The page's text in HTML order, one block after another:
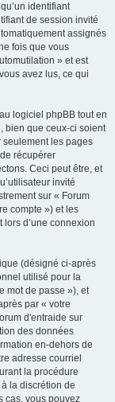
identifiant
de session invité
assignés
fois que vous
» et est
avez lus, ce qui
logiciel phpBB tout en
bien que ceux-ci soient
seulement les pages
récupérer
Ceci peut être, et
invité
sur « Forum
compte ») et les
lors d’une connexion
(désigné ci-après
utilisé pour la
mot de passe »), et
par « votre
d'entraide sur
des données
en-dehors de
adresse courriel
la procédure
la discrétion de
cas, vous pouvez